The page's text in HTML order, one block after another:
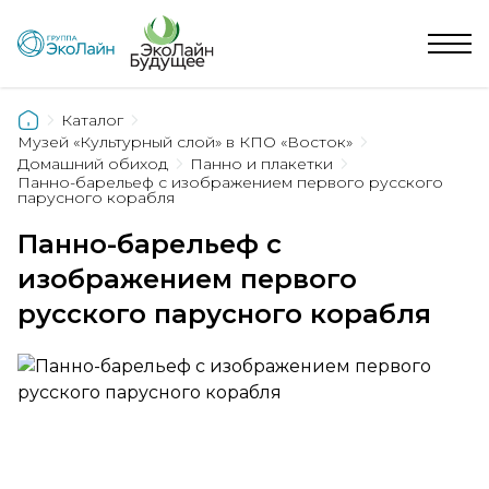
Каталог
Музей «Культурный слой» в КПО «Восток»
Домашний обиход
Панно и плакетки
Панно-барельеф с изображением первого русского
парусного корабля
Панно-барельеф с
изображением первого
русского парусного корабля